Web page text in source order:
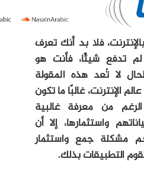
فلا بد أنك تعرف
لم تدفع شيئًا، فأنت هو
لا تُعد هذه المقولة
الإنترنت، غالبًا ما تكون
من معرفة غالبية
واستثمارها، إلا أن
مشكلة جمع واستثمار
التطبيقات بذلك.